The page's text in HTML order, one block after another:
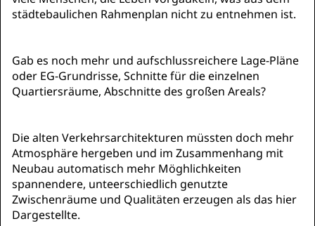
städtebaulichen Rahmenplan nicht zu entnehmen ist.
Gab es noch mehr und aufschlussreichere Lage-Pläne
oder EG-Grundrisse, Schnitte für die einzelnen
Quartiersräume, Abschnitte des großen Areals?
Die alten Verkehrsarchitekturen müssten doch mehr
Atmosphäre hergeben und im Zusammenhang mit
Neubau automatisch mehr Möghlichkeiten
spannendere, unteerschiedlich genutzte
Zwischenräume und Qualitäten erzeugen als das hier
Dargestellte.